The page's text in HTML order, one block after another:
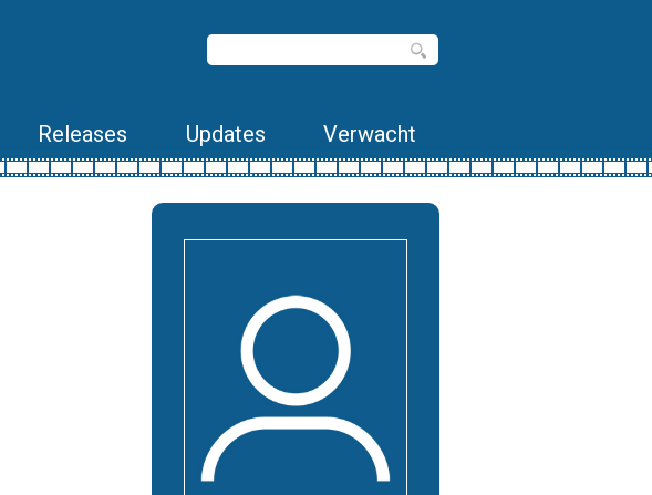
Releases Updates Verwacht